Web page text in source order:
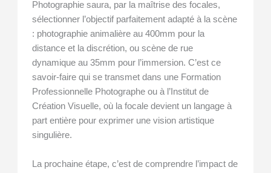
Photographie saura, par la maîtrise des focales,
sélectionner l’objectif parfaitement adapté à la scène
: photographie animalière au 400mm pour la
distance et la discrétion, ou scène de rue
dynamique au 35mm pour l’immersion. C’est ce
savoir-faire qui se transmet dans une Formation
Professionnelle Photographe ou à l’Institut de
Création Visuelle, où la focale devient un langage à
part entière pour exprimer une vision artistique
singulière.
La prochaine étape, c’est de comprendre l’impact de